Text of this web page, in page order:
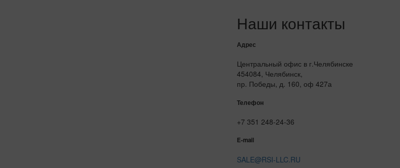
Наши контакты
Адрес
Центральный офис в г.Челябинске
454084, Челябинск,
пр. Победы, д. 160, оф 427а
Телефон
+7 351 248-24-36
E-mail
SALE@RSI-LLC.RU